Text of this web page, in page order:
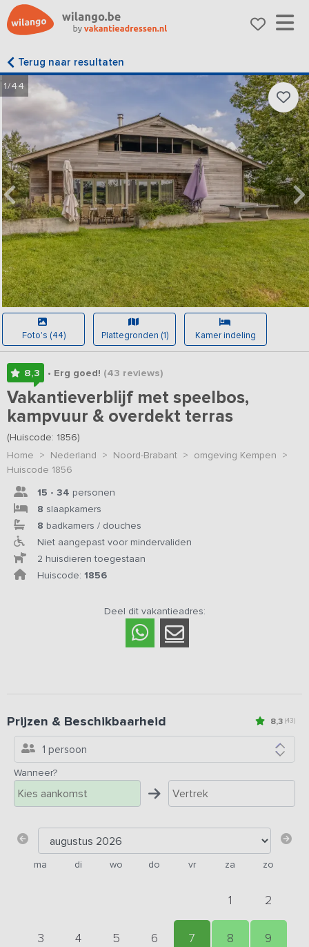
Terug naar resultaten
1/44
Foto's (44) Plattegronden (1) Kamer indeling
8,3 • Erg goed! (43 reviews)
Vakantieverblijf met speelbos,
kampvuur & overdekt terras
(Huiscode: 1856)
Home > Nederland > Noord-Brabant > omgeving Kempen >
Huiscode 1856
15 - 34 personen
8 slaapkamers
8 badkamers / douches
Niet aangepast voor mindervaliden
2 huisdieren toegestaan
Huiscode: 1856
Deel dit vakantieadres:
8,3 (43)
Prijzen & Beschikbaarheid
1 persoon
Wanneer?
ma di wo do vr za zo
1 2
3 4 5 6 7 8 9